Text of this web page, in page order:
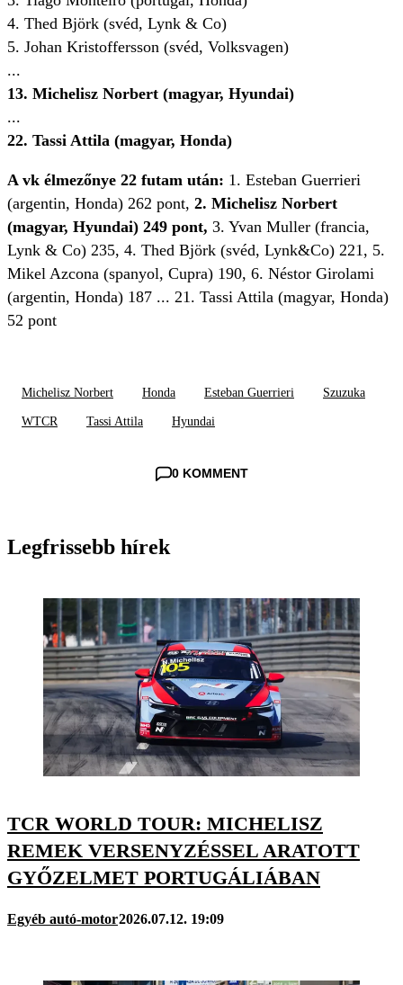
4. Thed Björk (svéd, Lynk & Co)
5. Johan Kristoffersson (svéd, Volksvagen)
...
13. Michelisz Norbert (magyar, Hyundai)
...
22. Tassi Attila (magyar, Honda)
A vk élmezőnye 22 futam után: 1. Esteban Guerrieri
(argentin, Honda) 262 pont, 2. Michelisz Norbert
(magyar, Hyundai) 249 pont, 3. Yvan Muller (francia,
Lynk & Co) 235, 4. Thed Björk (svéd, Lynk&Co) 221, 5.
Mikel Azcona (spanyol, Cupra) 190, 6. Néstor Girolami
(argentin, Honda) 187 ... 21. Tassi Attila (magyar, Honda)
52 pont
Michelisz Norbert Honda Esteban Guerrieri Szuzuka
WTCR Tassi Attila Hyundai
0 KOMMENT
Legfrissebb hírek
TCR WORLD TOUR: MICHELISZ
REMEK VERSENYZÉSSEL ARATOTT
GYŐZELMET PORTUGÁLIÁBAN
Egyéb autó-motor2026.07.12. 19:09